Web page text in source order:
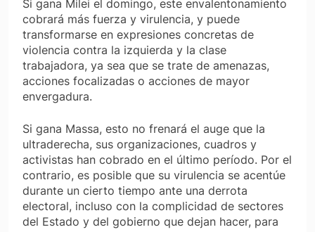
Si gana Milei el domingo, este envalentonamiento
cobrará más fuerza y virulencia, y puede
transformarse en expresiones concretas de
violencia contra la izquierda y la clase
trabajadora, ya sea que se trate de amenazas,
acciones focalizadas o acciones de mayor
envergadura.
Si gana Massa, esto no frenará el auge que la
ultraderecha, sus organizaciones, cuadros y
activistas han cobrado en el último período. Por el
contrario, es posible que su virulencia se acentúe
durante un cierto tiempo ante una derrota
electoral, incluso con la complicidad de sectores
del Estado y del gobierno que dejan hacer, para